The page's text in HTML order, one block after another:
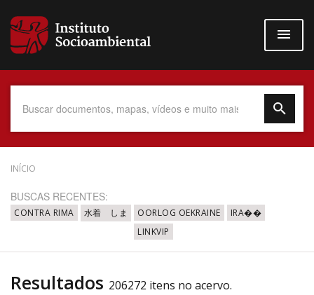
para
conteúdo
Data do Documento
INÍCIO
BUSCAS RECENTES:
CONTRA RIMA 水着 しま OORLOG OEKRAINE
IRA��
LINKVIP
Resultados 206272 itens no acervo.